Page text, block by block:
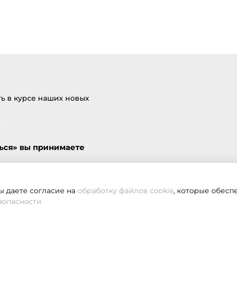
в курсе наших новых
вы принимаете
даете согласие на обработку файлов cookie, которые